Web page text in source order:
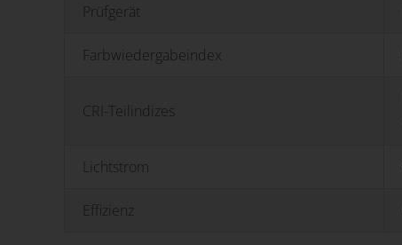
Prüfgerät
Farbwiedergabeindex
CRI-Teilindizes
Lichtstrom
Effizienz